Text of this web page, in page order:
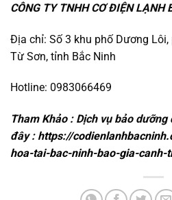
CÔNG TY TNHH CƠ ĐIỆN LẠNH
Địa chỉ: Số 3 khu phố Dương
Từ Sơn, tỉnh Bắc Ninh
Hotline: 0983066469
Tham Khảo : Dịch vụ bảo
đây : https://
hoa-tai-bac-ninh-bao-gia-canh-